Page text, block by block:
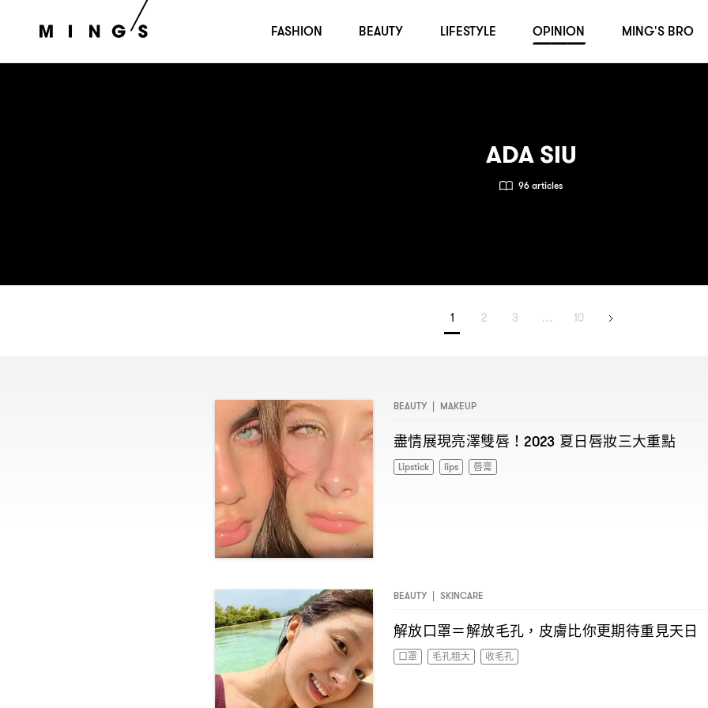
ADA SIU
96 articles
1 2 3 … 10
BEAUTY | MAKEUP
盡情展現亮澤雙唇 ！2023 夏日唇妝三大重點
Lipstick lips 唇膏
BEAUTY | SKINCARE
解放口罩＝解放毛孔 ， 皮膚比你更期待重見天日
口罩 毛孔粗大 收毛孔
FASHION BEAUTY LIFESTYLE OPINION MING'S BRO